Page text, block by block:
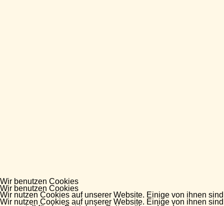
Wir benutzen Cookies
Wir nutzen Cookies auf unserer Website. Einige von ihnen sind
Wir benutzen Cookies
Wir nutzen Cookies auf unserer Website. Einige von ihnen sind